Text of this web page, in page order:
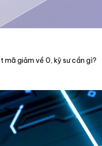
mã giảm về 0, kỹ sư cần gì?